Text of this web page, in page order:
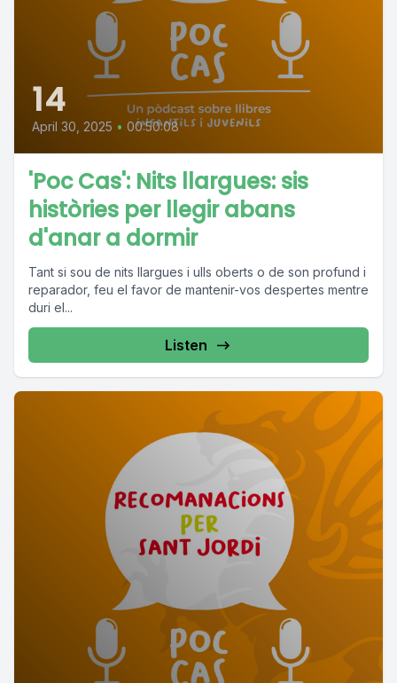
14
April 30, 2025 • 00:50:08
'Poc Cas': Nits llargues: sis
històries per llegir abans
d'anar a dormir
Tant si sou de nits llargues i ulls oberts o de son profund i
reparador, feu el favor de mantenir-vos despertes mentre
duri el...
Listen